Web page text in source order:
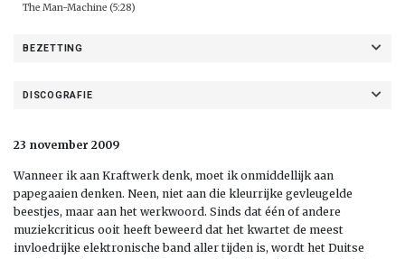
The Man-Machine (5:28)
BEZETTING
DISCOGRAFIE
23 november 2009
Wanneer ik aan Kraftwerk denk, moet ik onmiddellijk aan
papegaaien denken. Neen, niet aan die kleurrijke gevleugelde
beestjes, maar aan het werkwoord. Sinds dat één of andere
muziekcriticus ooit heeft beweerd dat het kwartet de meest
invloedrijke elektronische band aller tijden is, wordt het Duitse